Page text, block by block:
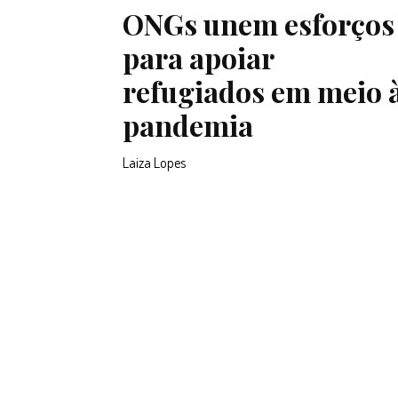
ONGs unem esforços
para apoiar
refugiados em meio
pandemia
Laiza Lopes